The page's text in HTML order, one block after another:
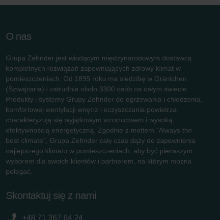
O nas
Grupa Zehnder jest wiodącym międzynarodowym dostawcą
kompletnych rozwiązań zapewniających zdrowy klimat w
pomieszczeniach. Od 1895 roku ma siedzibę w Gränichen
(Szwajcaria) i zatrudnia około 3300 osób na całym świecie.
Produkty i systemy Grupy Zehnder do ogrzewania i chłodzenia,
komfortowej wentylacji wnętrz i oczyszczania powietrza
charakteryzują się wyjątkowym wzornictwem i wysoką
efektywnością energetyczną. Zgodnie z mottem "Always the
best climate", Grupa Zehnder cały czas dąży do zapewnienia
najlepszego klimatu w pomieszczeniach, aby być pierwszym
wyborem dla swoich klientów i partnerem, na którym można
polegać.
Skontaktuj się z nami
+48 71 367 64 24